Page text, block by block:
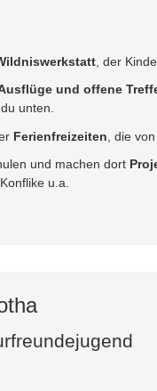
, der
und offene
unten.
Ferienfreizeiten , die
und machen dort
u.a.